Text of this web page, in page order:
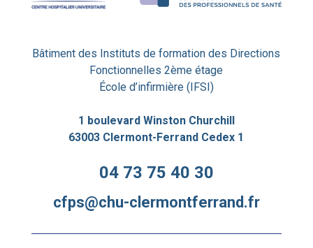
Bâtiment des Instituts de formation des Directions
Fonctionnelles 2ème étage
École d’infirmière (IFSI)
1 boulevard Winston Churchill
63003 Clermont-Ferrand Cedex 1
04 73 75 40 30
cfps@chu-clermontferrand.fr